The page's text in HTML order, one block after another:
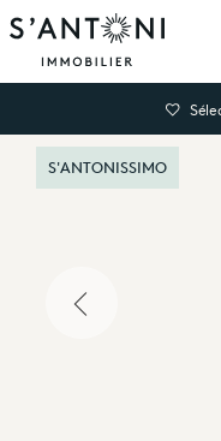
S'ANTONISSIMO